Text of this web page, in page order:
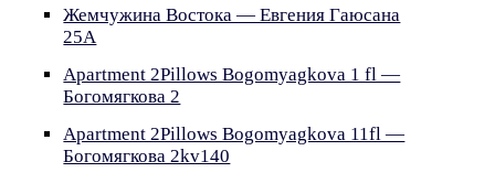
Жемчужина Востока — Евгения Гаюсана
25А
Apartment 2Pillows Bogomyagkova 1 fl —
Богомягкова 2
Apartment 2Pillows Bogomyagkova 11fl —
Богомягкова 2kv140